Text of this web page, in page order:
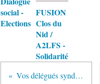
social -
Elections
FUSION
Clos du
Nid /
A2LFS -
Solidarité
Vos délégués syndicaux